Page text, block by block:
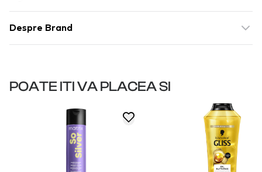
Despre Brand
POATE ITI VA PLACEA SI